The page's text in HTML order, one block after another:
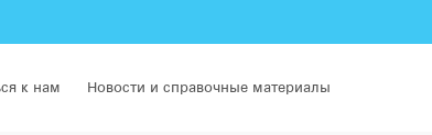
к нам Новости и справочные материалы